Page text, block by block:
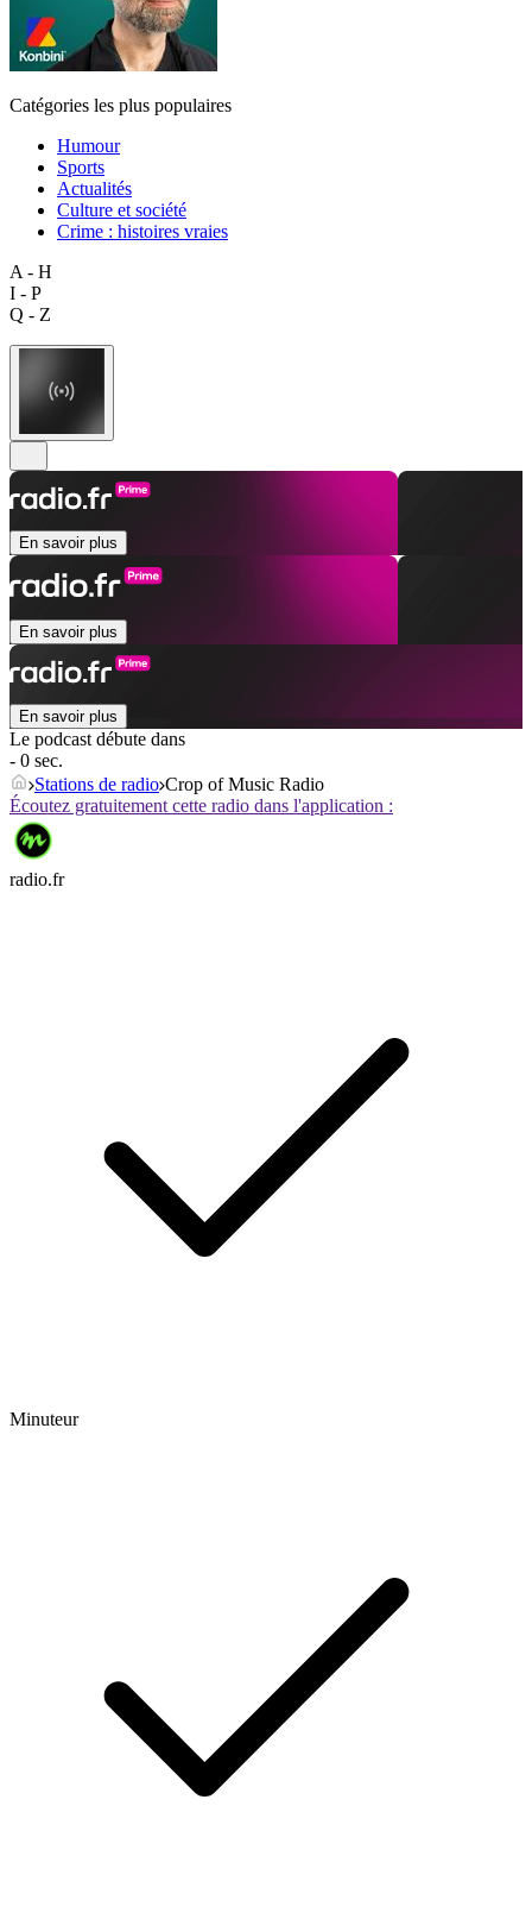
Catégories les plus populaires
Humour
Sports
Actualités
Culture et société
Crime : histoires vraies
A - H
I - P
Q - Z
En savoir plus
En savoir plus
En savoir plus
Le podcast débute dans
- 0 sec.
Stations de radio Crop of Music Radio
Écoutez gratuitement cette radio dans l'application :
radio.fr
Minuteur